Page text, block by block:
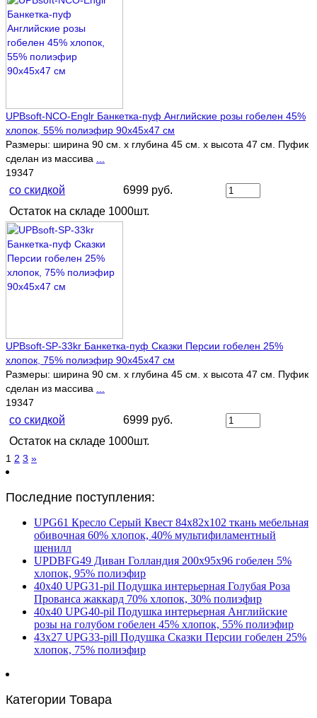
UPBsoft-NCO-Englr Банкетка-пуф Английские розы гобелен 45%
хлопок, 55% полиэфир 90х45х47 см
Размеры: ширина 90 см. х глубина 45 см. х высота 47 см. Пуфик
сделан из массива ...
19347
со скидкой
6999 руб.
Остаток на складе 1000шт.
UPBsoft-SP-33kr Банкетка-пуф Сказки Персии гобелен 25%
хлопок, 75% полиэфир 90х45х47 см
Размеры: ширина 90 см. х глубина 45 см. х высота 47 см. Пуфик
сделан из массива ...
19347
со скидкой
6999 руб.
Остаток на складе 1000шт.
1 2 3 »
Последние поступления:
UPG61 Кресло Серый Квест 84х82х102 ткань мебельная
обивочная 60% хлопок, 40% мультифиламентный
шенилл
UPDBFG49 Диван Голландия 200х95х96 гобелен 5%
хлопок, 95% полиэфир
40х40 UPG31-pil Подушка интерьерная Голубая Роза
Прованса жаккард 70% хлопок, 30% полиэфир
40х40 UPG40-pil Подушка интерьерная Английские
розы на голубом гобелен 45% хлопок, 55% полиэфир
43х27 UPG33-pill Подушка Сказки Персии гобелен 25%
хлопок, 75% полиэфир
Категории Товара